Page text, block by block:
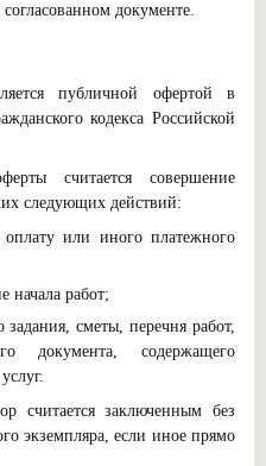
документе.
публичной офертой в
кодекса Российской
считается совершение
следующих действий:
или иного платежного
начала работ;
задания, сметы, перечня работ,
документа, содержащего
считается заключенным без
экземпляра, если иное прямо